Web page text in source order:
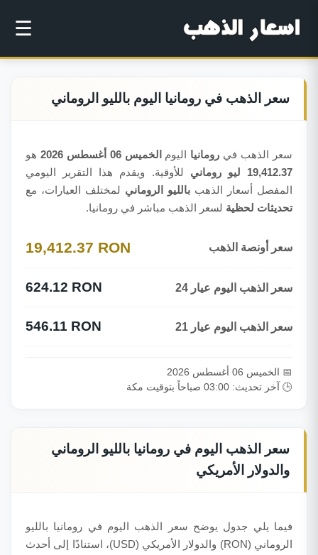
☰
سعر الذهب في رومانيا اليوم بالليو الروماني
سعر الذهب في رومانيا اليوم الخميس 06 أغسطس 2026
هو
19,412.37 ليو روماني
للأوقية. ويقدم هذا التقرير اليومي
المفصل أسعار الذهب بالليو الروماني لمختلف العيارات، مع
تحديثات لحظية لسعر الذهب مباشر في رومانيا.
سعر أونصة الذهب 19,412.37 RON
سعر الذهب اليوم عيار 24 624.12 RON
سعر الذهب اليوم عيار 21 546.11 RON
📅 الخميس 06 أغسطس 2026
🕒 آخر تحديث: 03:00 صباحاً بتوقيت مكة
سعر الذهب اليوم في رومانيا بالليو الروماني
والدولار الأمريكي
فيما يلي جدول يوضح سعر الذهب اليوم في رومانيا بالليو
الروماني (RON) والدولار الأمريكي (USD)، استنادًا إلى أحدث